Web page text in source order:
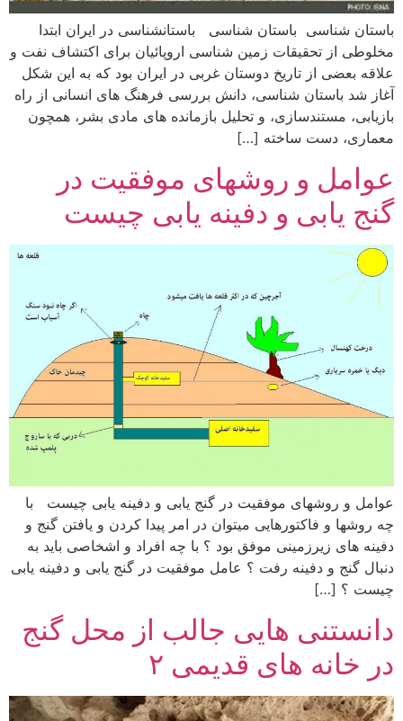
باستان شناسی باستان شناسی باستانشناسی در ایران ابتدا
مخلوطی از تحقیقات زمین شناسی اروپائیان برای اکتشاف نفت و
علاقه بعضی از تاریخ دوستان غربی در ایران بود که به این شکل
آغاز شد باستان شناسی، دانش بررسی فرهنگ های انسانی از راه
بازیابی، مستندسازی، و تحلیل بازمانده های مادی بشر، همچون
معماری، دست ساخته […]
عوامل و روشهای موفقیت در
گنج یابی و دفینه یابی چیست
عوامل و روشهای موفقیت در گنج یابی و دفینه یابی چیست با
چه روشها و فاکتورهایی میتوان در امر پیدا کردن و یافتن گنج و
دفینه های زیرزمینی موفق بود ؟ با چه افراد و اشخاصی باید به
دنبال گنج و دفینه رفت ؟ عامل موفقیت در گنج یابی و دفینه یابی
چیست ؟ […]
دانستنی هایی جالب از محل گنج
در خانه های قدیمی ۲